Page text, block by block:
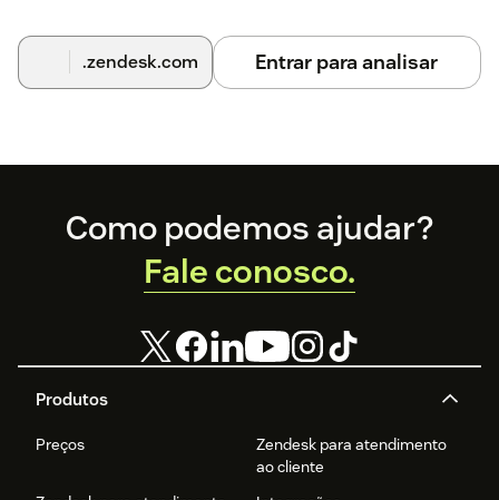
.zendesk.com Entrar para analisar
Footer
Produtos
Preços
Zendesk para atendimento
ao cliente
Como podemos ajudar?
Fale conosco.